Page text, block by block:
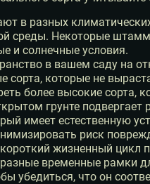
в разных
среды. Некоторые
и солнечные условия.
в вашем саду на
сорта, которые не
более высокие сорта,
грунте подвергает
имеет естественную
риск
жизненный цикл
временные рамки
убедиться, что он